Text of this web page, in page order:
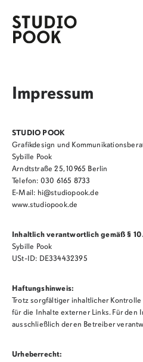
Impressum
STUDIO POOK
Grafikdesign und
Sybille Pook
Arndtstraße 25, 10965 Berlin
Telefon: 030 6165 8733
E-Mail: hi@studiopook.de
www.studiopook.de
Inhaltlich verantwortlich gemäß § 10
Sybille Pook
USt-ID: DE334432395
Haftungshinweis:
Trotz sorgfältiger inhaltlicher
für die Inhalte externer Links. Für den
ausschließlich deren Betreiber
Urheberrecht: